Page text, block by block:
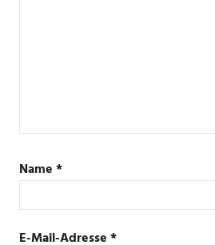
Name*
E-Mail-Adresse*